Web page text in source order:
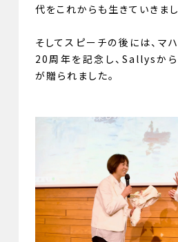
代をこれからも生きていきまし
そしてスピーチの後には、マ
20周年を記念し、Sallysか
が贈られました。